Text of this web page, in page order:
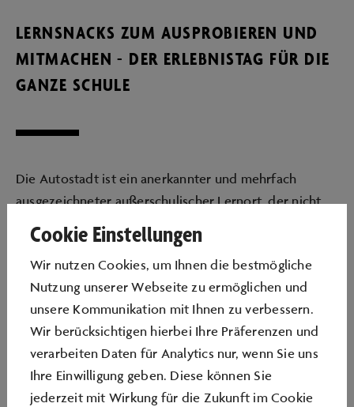
LERNSNACKS ZUM AUSPROBIEREN UND
MITMACHEN - DER ERLEBNISTAG FÜR DIE
GANZE SCHULE
Die Autostadt ist ein anerkannter und mehrfach
ausgezeichneter außerschulischer Lernort, der nicht
nur einzelnen Lerngruppen Zukunftskompetenzen aus
den Bereichen Mobilität und Digitalisierung vermittelt,
sondern auch einer ganzen Schule beim ganztägigen
Besuch Lernen zum Anfassen und Ausprobieren
ermöglicht.
Das Programm „Schule auf Achse“ bietet Schülerinnen
und Schülern sowie ihren Lehrkräften ein besonderes
Gemeinschaftserlebnis und die Chance, die vier
Cookie Einstellungen
Wir nutzen Cookies, um Ihnen die bestmögliche
Nutzung unserer Webseite zu ermöglichen und
unsere Kommunikation mit Ihnen zu verbessern.
Wir berücksichtigen hierbei Ihre Präferenzen und
verarbeiten Daten für Analytics nur, wenn Sie uns
Ihre Einwilligung geben. Diese können Sie
jederzeit mit Wirkung für die Zukunft im Cookie